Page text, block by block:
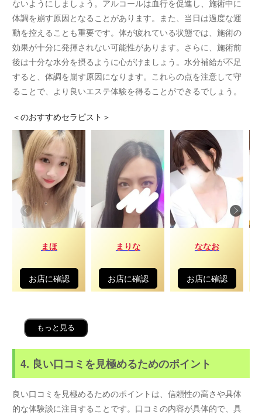
ないようにしましょう。アルコールは血行を促進し、施術中に
体調を崩す原因となることがあります。また、当日は過度な運
動を控えることも重要です。体が疲れている状態では、施術の
効果が十分に発揮されない可能性があります。さらに、施術前
後は十分な水分を摂るように心がけましょう。水分補給が不足
すると、体調を崩す原因になります。これらの点を注意して守
ることで、より良いエステ体験を得ることができるでしょう。
＜のおすすめセラピスト＞
まほ
お店に確認
まりな
お店に確認
ななお
お店に確認
もっと見る
4. 良い口コミを見極めるためのポイント
良い口コミを見極めるためのポイントは、信頼性の高さや具体
的な体験談に注目することです。口コミの内容が具体的で、具